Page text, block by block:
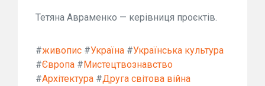
Тетяна Авраменко — керівниця проєктів.
#живопис #Україна #Українська культура
#Європа #Мистецтвознавство
#Архітектура #Друга світова війна